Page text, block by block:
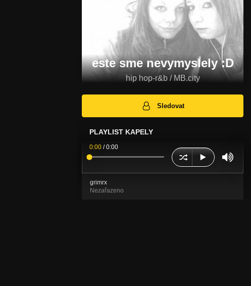
este sme nevymyslely :D
hip hop-r&b / MB.city
Sledovat
PLAYLIST KAPELY
0:00 /0:00
grimrx
Nezařazeno